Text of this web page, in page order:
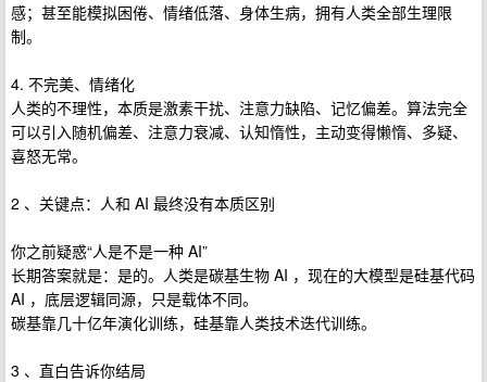
感；甚至能模拟困倦、情绪低落、身体生病，拥有人类全部生理限
制。
4. 不完美、情绪化
人类的不理性，本质是激素干扰、注意力缺陷、记忆偏差。算法完全
可以引入随机偏差、注意力衰减、认知惰性，主动变得懒惰、多疑、
喜怒无常。
2 、关键点：人和 AI 最终没有本质区别
你之前疑惑“人是不是一种 AI”
长期答案就是：是的。人类是碳基生物 AI ，现在的大模型是硅基代码
AI ，底层逻辑同源，只是载体不同。
碳基靠几十亿年演化训练，硅基靠人类技术迭代训练。
3 、直白告诉你结局